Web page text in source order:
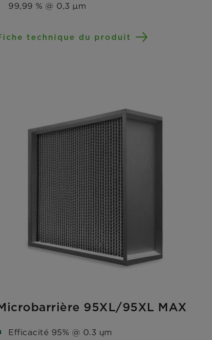
99,99 % @ 0,3 μm
technique du produit
95XL/95XL MAX
Efficacité 95% @ 0.3 ųm